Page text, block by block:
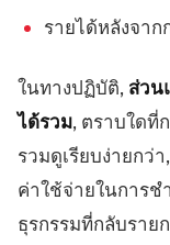
รายได้หลังจาก
ในทางปฏิบัติ, ส่วน
ได้รวม, ตราบใดที่
รวมดูเรียบง่ายกว่
ค่าใช้จ่ายในการช
ธุรกรรมที่กลับรา